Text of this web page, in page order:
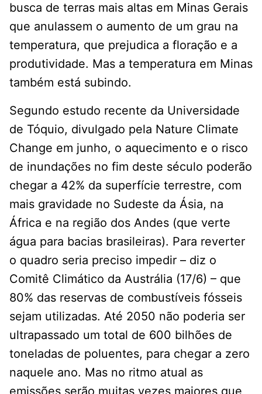
busca de terras mais altas em Minas Gerais
que anulassem o aumento de um grau na
temperatura, que prejudica a floração e a
produtividade. Mas a temperatura em Minas
também está subindo.
Segundo estudo recente da Universidade
de Tóquio, divulgado pela Nature Climate
Change em junho, o aquecimento e o risco
de inundações no fim deste século poderão
chegar a 42% da superfície terrestre, com
mais gravidade no Sudeste da Ásia, na
África e na região dos Andes (que verte
água para bacias brasileiras). Para reverter
o quadro seria preciso impedir – diz o
Comitê Climático da Austrália (17/6) – que
80% das reservas de combustíveis fósseis
sejam utilizadas. Até 2050 não poderia ser
ultrapassado um total de 600 bilhões de
toneladas de poluentes, para chegar a zero
naquele ano. Mas no ritmo atual as
emissões serão muitas vezes maiores que